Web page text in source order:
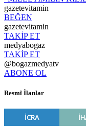
gazetevitamin
BEĞEN
gazetevitamin
TAKİP ET
medyabogaz
TAKİP ET
@bogazmedyatv
ABONE OL
Resmî İlanlar